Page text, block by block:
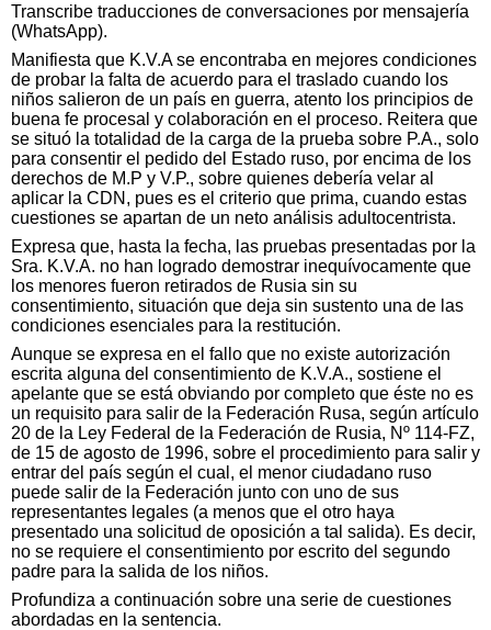
Transcribe traducciones de conversaciones por mensajería
(WhatsApp).
Manifiesta que K.V.A se encontraba en mejores condiciones
de probar la falta de acuerdo para el traslado cuando los
niños salieron de un país en guerra, atento los principios de
buena fe procesal y colaboración en el proceso. Reitera que
se situó la totalidad de la carga de la prueba sobre P.A., solo
para consentir el pedido del Estado ruso, por encima de los
derechos de M.P y V.P., sobre quienes debería velar al
aplicar la CDN, pues es el criterio que prima, cuando estas
cuestiones se apartan de un neto análisis adultocentrista.
Expresa que, hasta la fecha, las pruebas presentadas por la
Sra. K.V.A. no han logrado demostrar inequívocamente que
los menores fueron retirados de Rusia sin su
consentimiento, situación que deja sin sustento una de las
condiciones esenciales para la restitución.
Aunque se expresa en el fallo que no existe autorización
escrita alguna del consentimiento de K.V.A., sostiene el
apelante que se está obviando por completo que éste no es
un requisito para salir de la Federación Rusa, según artículo
20 de la Ley Federal de la Federación de Rusia, Nº 114-FZ,
de 15 de agosto de 1996, sobre el procedimiento para salir y
entrar del país según el cual, el menor ciudadano ruso
puede salir de la Federación junto con uno de sus
representantes legales (a menos que el otro haya
presentado una solicitud de oposición a tal salida). Es decir,
no se requiere el consentimiento por escrito del segundo
padre para la salida de los niños.
Profundiza a continuación sobre una serie de cuestiones
abordadas en la sentencia.